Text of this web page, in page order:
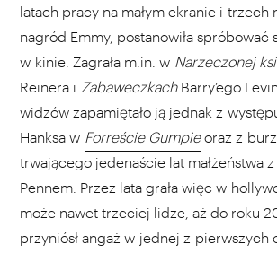
latach pracy na małym ekranie i trzech
nagród Emmy, postanowiła spróbować
w kinie. Zagrała m.in. w Narzeczonej
Reinera i ZabaweczkachBarry’ego
widzów zapamiętało ją jednak z
Hanksa w Forreście Gumpieoraz z
trwającego jedenaście lat małżeństwa
Pennem. Przez lata grała więc w
może nawet trzeciej lidze, aż do roku
przyniósł angaż w jednej z pierwszych